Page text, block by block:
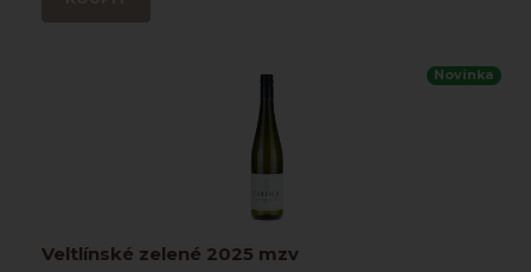
Novinka
Veltlínské zelené 2025 mzv